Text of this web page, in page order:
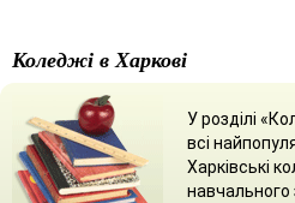
Коледжі в Харкові
У розділі
всі
Харківські
навчального